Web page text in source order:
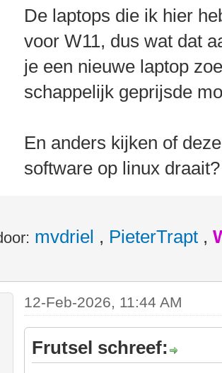
De laptops die ik hier
voor W11, dus wat dat
je een nieuwe laptop
schappelijk geprijsde
En anders kijken of
software op linux draait?
mvdriel , PieterTrapt ,
12-Feb-2026, 11:44 AM
Frutsel schreef: